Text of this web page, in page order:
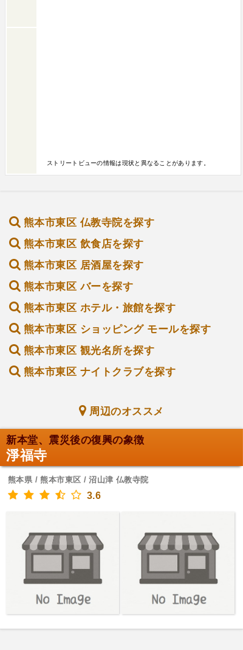
ストリートビューの情報は現状と異なることがあります。
熊本市東区 仏教寺院を探す
熊本市東区 飲食店を探す
熊本市東区 居酒屋を探す
熊本市東区 バーを探す
熊本市東区 ホテル・旅館を探す
熊本市東区 ショッピング モールを探す
熊本市東区 観光名所を探す
熊本市東区 ナイトクラブを探す
周辺のオススメ
新本堂、震災後の復興の象徴
淨福寺
熊本県 / 熊本市東区 / 沼山津 仏教寺院
3.6